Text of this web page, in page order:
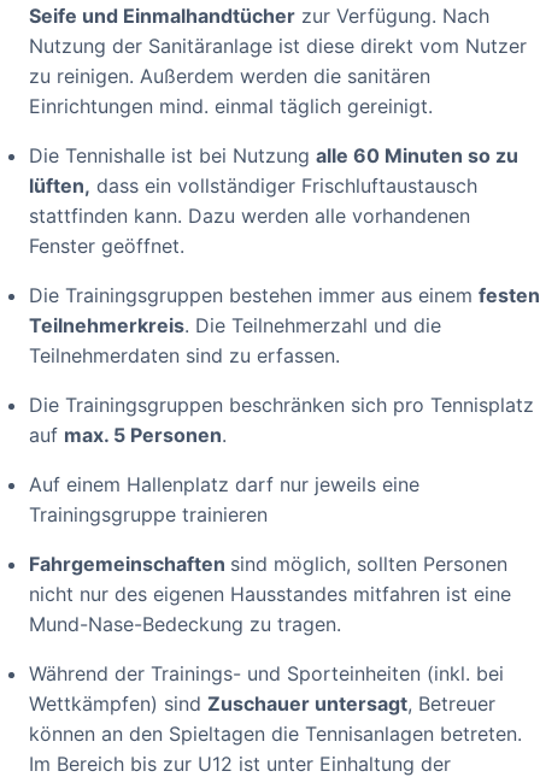
Seife und Einmalhandtücher zur Verfügung. Nach
Nutzung der Sanitäranlage ist diese direkt vom Nutzer
zu reinigen. Außerdem werden die sanitären
Einrichtungen mind. einmal täglich gereinigt.
Die Tennishalle ist bei Nutzung alle 60 Minuten so zu
lüften, dass ein vollständiger Frischluftaustausch
stattfinden kann. Dazu werden alle vorhandenen
Fenster geöffnet.
Die Trainingsgruppen bestehen immer aus einem festen
Teilnehmerkreis. Die Teilnehmerzahl und die
Teilnehmerdaten sind zu erfassen.
Die Trainingsgruppen beschränken sich pro Tennisplatz
auf max. 5 Personen.
Auf einem Hallenplatz darf nur jeweils eine
Trainingsgruppe trainieren
Fahrgemeinschaften sind möglich, sollten Personen
nicht nur des eigenen Hausstandes mitfahren ist eine
Mund-Nase-Bedeckung zu tragen.
Während der Trainings- und Sporteinheiten (inkl. bei
Wettkämpfen) sind Zuschauer untersagt, Betreuer
können an den Spieltagen die Tennisanlagen betreten.
Im Bereich bis zur U12 ist unter Einhaltung der